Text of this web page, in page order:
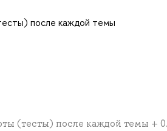
после каждой темы
(тесты) после каждой темы +